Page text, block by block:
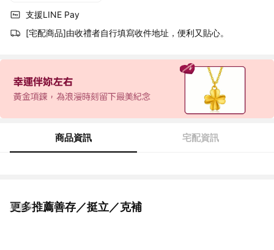
支援LINE Pay
[宅配商品]由收禮者自行填寫收件地址，便利又貼心。
商品資訊 宅配資訊
更多推薦善存／挺立／克補
看更多